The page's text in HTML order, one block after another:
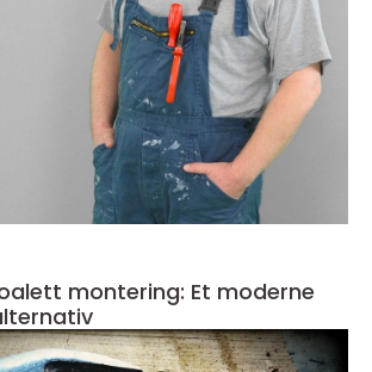
montering: Et moderne